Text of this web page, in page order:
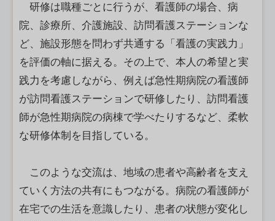
研修は職種ごとに行うが、看護師の場合、病
院、診療所、介護施設、訪問看護ステーションな
ど、施設形態を問わず共通する「看護の実践力」
を評価の軸に据える。その上で、本人の希望と実
践力を考慮しながら、例えば急性期病院の看護師
が訪問看護ステーションで研修したり、訪問看護
師が急性期病院の病棟で学べたりするなど、柔軟
な研修体制を目指している。
このような交流は、地域の患者や高齢者を支え
ていく方法の共有にもつながる。病院の看護師が
在宅での生活を意識したり、患者の状態が変化し